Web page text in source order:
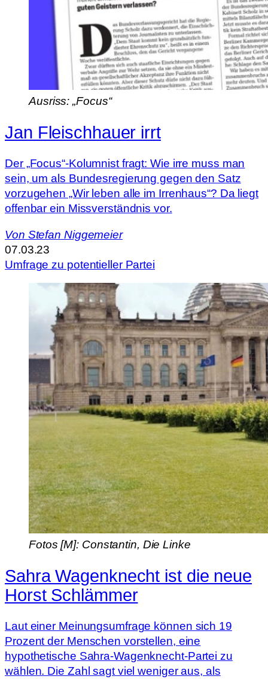
Ausriss: „Focus“
Jan Fleischhauer irrt
Der „Focus“-Kolumnist fragt: Wie irre muss man
sein, um als Bundesregierung gegen den Satz
vorzugehen „Wir leben alle im Irrenhaus“? Da liegt
offenbar ein Missverständnis vor.
Von Stefan Niggemeier
07.03.23
Umfrage zu potentieller Partei
Fotos [M]: Constantin, Die Linke
Sahra Wagenknecht ist die neue
Horst Schlämmer
Laut einer Meinungsumfrage können sich 19
Prozent der Menschen vorstellen, eine
hypothetische Sahra-Wagenknecht-Partei zu
wählen. Die Zahl sagt viel weniger aus, als